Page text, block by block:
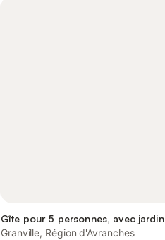
Gîte pour 5 personnes, avec jardin
Granville, Région d'Avranches